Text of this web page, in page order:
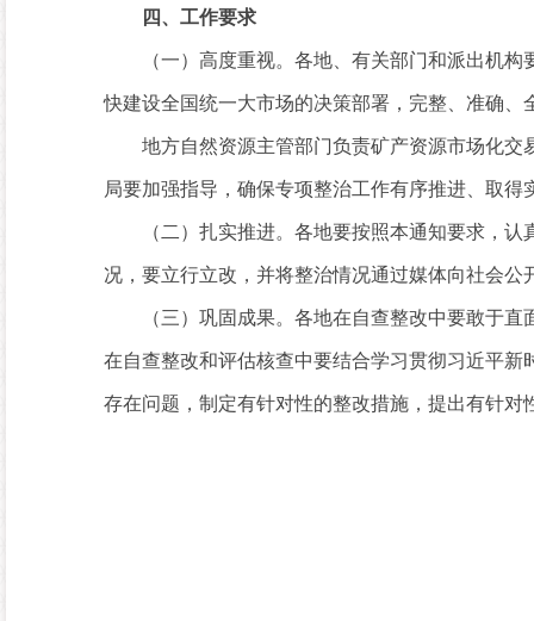
四、工作要求
（一）高度重视。各地、有关部门和派出机构
快建设全国统一大市场的决策部署，完整、准确
地方自然资源主管部门负责矿产资源市场化交
局要加强指导，确保专项整治工作有序推进、取得
（二）扎实推进。各地要按照本通知要求，认
况，要立行立改，并将整治情况通过媒体向社会公
（三）巩固成果。各地在自查整改中要敢于直
在自查整改和评估核查中要结合学习贯彻习近平
存在问题，制定有针对性的整改措施，提出有针对